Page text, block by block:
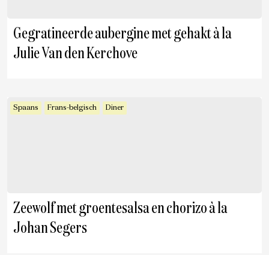
Gegratineerde aubergine met gehakt à la
Julie Van den Kerchove
Spaans Frans-belgisch Diner
Zeewolf met groentesalsa en chorizo à la
Johan Segers